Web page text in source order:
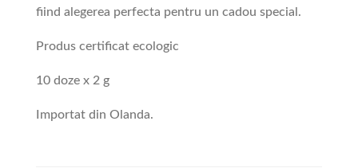
fiind alegerea perfecta pentru un cadou special.
Produs certificat ecologic
10 doze x 2 g
Importat din Olanda.